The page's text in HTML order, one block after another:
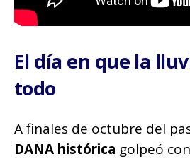
El día en que la
todo
A finales de octubre del
DANA histórica golpeó